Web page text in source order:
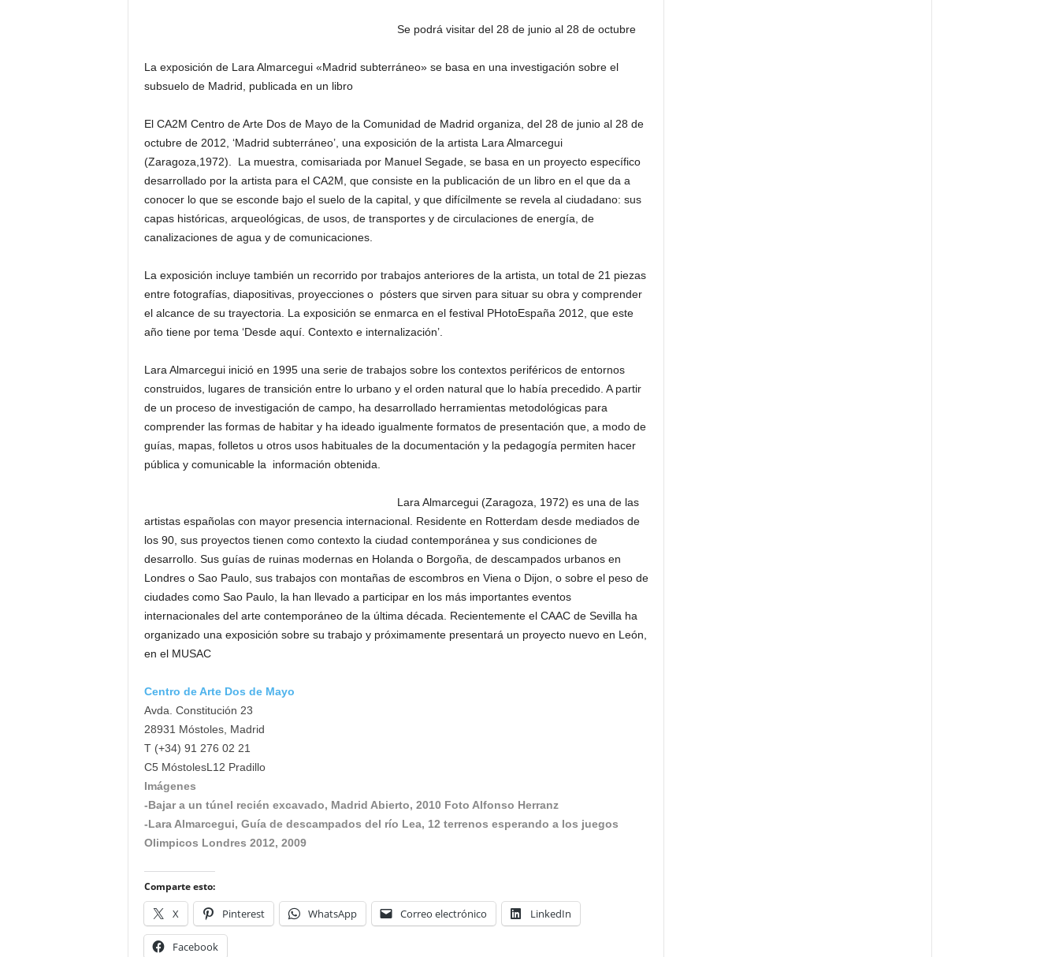
Se podrá visitar del 28 de junio al 28 de octubre
La exposición de Lara Almarcegui «Madrid subterráneo» se basa en una investigación sobre el
subsuelo de Madrid, publicada en un libro
El CA2M Centro de Arte Dos de Mayo de la Comunidad de Madrid organiza, del 28 de junio al 28 de
octubre de 2012, ‘Madrid subterráneo’, una exposición de la artista Lara Almarcegui
(Zaragoza,1972). La muestra, comisariada por Manuel Segade, se basa en un proyecto específico
desarrollado por la artista para el CA2M, que consiste en la publicación de un libro en el que da a
conocer lo que se esconde bajo el suelo de la capital, y que difícilmente se revela al ciudadano: sus
capas históricas, arqueológicas, de usos, de transportes y de circulaciones de energía, de
canalizaciones de agua y de comunicaciones.
La exposición incluye también un recorrido por trabajos anteriores de la artista, un total de 21 piezas
entre fotografías, diapositivas, proyecciones o pósters que sirven para situar su obra y comprender
el alcance de su trayectoria. La exposición se enmarca en el festival PHotoEspaña 2012, que este
año tiene por tema ‘Desde aquí. Contexto e internalización’.
Lara Almarcegui inició en 1995 una serie de trabajos sobre los contextos periféricos de entornos
construidos, lugares de transición entre lo urbano y el orden natural que lo había precedido. A partir
de un proceso de investigación de campo, ha desarrollado herramientas metodológicas para
comprender las formas de habitar y ha ideado igualmente formatos de presentación que, a modo de
guías, mapas, folletos u otros usos habituales de la documentación y la pedagogía permiten hacer
pública y comunicable la información obtenida.
Lara Almarcegui (Zaragoza, 1972) es una de las
artistas españolas con mayor presencia internacional. Residente en Rotterdam desde mediados de
los 90, sus proyectos tienen como contexto la ciudad contemporánea y sus condiciones de
desarrollo. Sus guías de ruinas modernas en Holanda o Borgoña, de descampados urbanos en
Londres o Sao Paulo, sus trabajos con montañas de escombros en Viena o Dijon, o sobre el peso de
ciudades como Sao Paulo, la han llevado a participar en los más importantes eventos
internacionales del arte contemporáneo de la última década. Recientemente el CAAC de Sevilla ha
organizado una exposición sobre su trabajo y próximamente presentará un proyecto nuevo en León,
en el MUSAC
Centro de Arte Dos de Mayo
Avda. Constitución 23
28931 Móstoles, Madrid
T (+34) 91 276 02 21
C5 MóstolesL12 Pradillo
Imágenes
-Bajar a un túnel recién excavado, Madrid Abierto, 2010 Foto Alfonso Herranz
-Lara Almarcegui, Guía de descampados del río Lea, 12 terrenos esperando a los juegos
Olimpicos Londres 2012, 2009
Comparte esto:
X Pinterest WhatsApp Correo electrónico LinkedIn
Facebook